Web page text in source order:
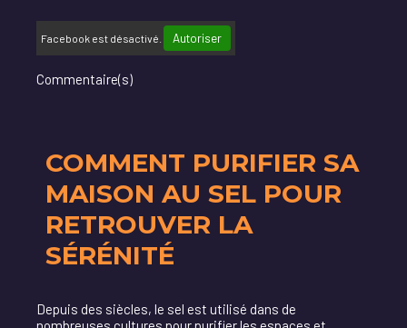
Facebook est désactivé. Autoriser
Commentaire(s)
COMMENT PURIFIER SA
MAISON AU SEL POUR
RETROUVER LA
SÉRÉNITÉ
Depuis des siècles, le sel est utilisé dans de